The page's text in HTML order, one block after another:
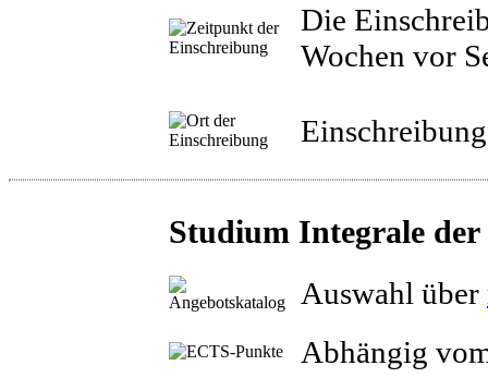
Die
Wochen vor
Studium Integrale
Auswahl über
Abhängig